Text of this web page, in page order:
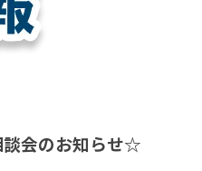
会のお知らせ☆